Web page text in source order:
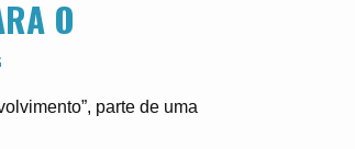
O
parte de uma